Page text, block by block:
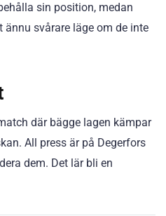
sin position, medan
ännu svårare läge om de inte
där bägge lagen kämpar
All press är på Degerfors
dem. Det lär bli en